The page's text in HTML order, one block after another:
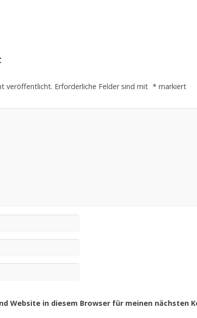
veröffentlicht. Erforderliche Felder sind mit * markiert
Website in diesem Browser für meinen nächsten